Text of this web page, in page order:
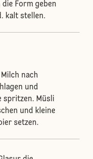
Form geben
kalt stellen.
nach
und
spritzen. Müsli
und kleine
setzen.